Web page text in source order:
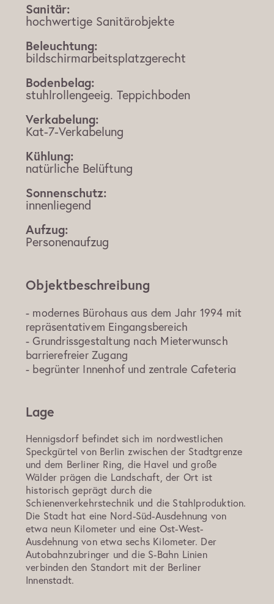
Sanitär:
hochwertige Sanitärobjekte
Beleuchtung:
bildschirmarbeitsplatzgerecht
Bodenbelag:
stuhlrollengeeig. Teppichboden
Verkabelung:
Kat-7-Verkabelung
Kühlung:
natürliche Belüftung
Sonnenschutz:
innenliegend
Aufzug:
Personenaufzug
Objektbeschreibung
- modernes Bürohaus aus dem Jahr 1994 mit
repräsentativem Eingangsbereich
- Grundrissgestaltung nach Mieterwunsch
barrierefreier Zugang
- begrünter Innenhof und zentrale Cafeteria
Lage
Hennigsdorf befindet sich im nordwestlichen
Speckgürtel von Berlin zwischen der Stadtgrenze
und dem Berliner Ring, die Havel und große
Wälder prägen die Landschaft, der Ort ist
historisch geprägt durch die
Schienenverkehrstechnik und die Stahlproduktion.
Die Stadt hat eine Nord-Süd-Ausdehnung von
etwa neun Kilometer und eine Ost-West-
Ausdehnung von etwa sechs Kilometer. Der
Autobahnzubringer und die S-Bahn Linien
verbinden den Standort mit der Berliner
Innenstadt.